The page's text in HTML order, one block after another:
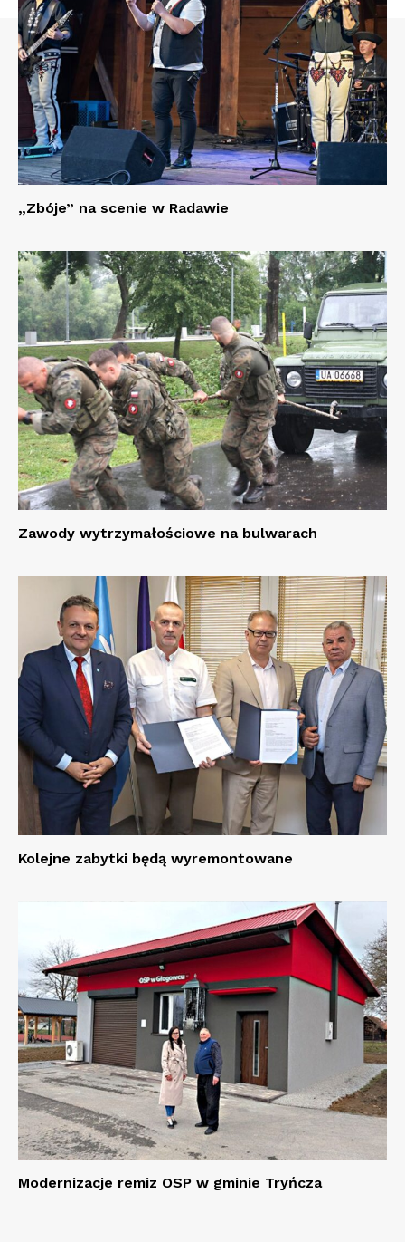
„Zbóje” na scenie w Radawie
Zawody wytrzymałościowe na bulwarach
Kolejne zabytki będą wyremontowane
Modernizacje remiz OSP w gminie Tryńcza